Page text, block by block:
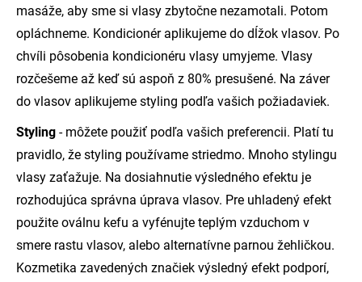
masáže, aby sme si vlasy zbytočne nezamotali. Potom
opláchneme. Kondicionér aplikujeme do dĺžok vlasov. Po
chvíli pôsobenia kondicionéru vlasy umyjeme. Vlasy
rozčešeme až keď sú aspoň z 80% presušené. Na záver
do vlasov aplikujeme styling podľa vašich požiadaviek.
Styling - môžete použiť podľa vašich preferencii. Platí tu
pravidlo, že styling používame striedmo. Mnoho stylingu
vlasy zaťažuje. Na dosiahnutie výsledného efektu je
rozhodujúca správna úprava vlasov. Pre uhladený efekt
použite oválnu kefu a vyfénujte teplým vzduchom v
smere rastu vlasov, alebo alternatívne parnou žehličkou.
Kozmetika zavedených značiek výsledný efekt podporí,